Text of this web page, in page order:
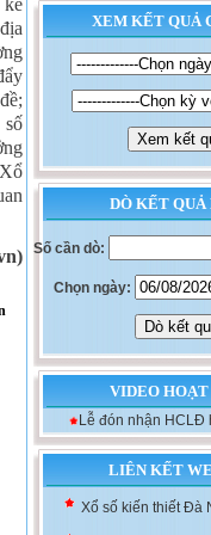
kế
số
XEM KẾT QUẢ
DÒ KẾT QUẢ
Số cần dò:
Chọn ngày:
VIDEO
Lễ đón nhận HCLĐ
LIÊN KẾT
Xổ số kiến thiết
Xổ số kiến thiết Đà